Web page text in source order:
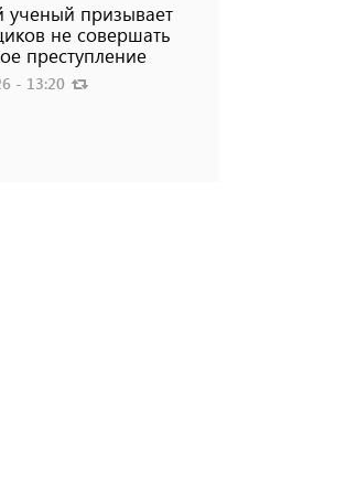
ученый призывает
не совершать
преступление
- 13:20